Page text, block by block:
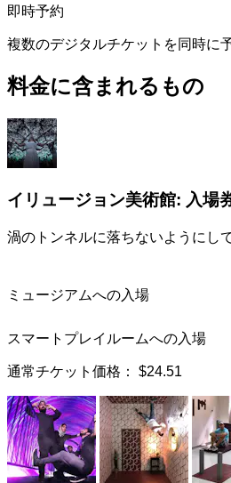
即時予約
複数のデジタルチケットを同時に
料金に含まれるもの
イリュージョン美術館: 入場
渦のトンネルに落ちないようにし
ミュージアムへの入場
スマートプレイルームへの入場
通常チケット価格： $24.51